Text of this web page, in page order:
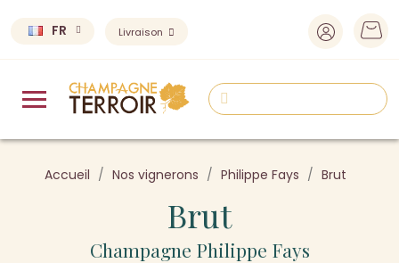
FR Livraison
Accueil Nos vignerons Philippe Fays Brut
Brut
Champagne Philippe Fays